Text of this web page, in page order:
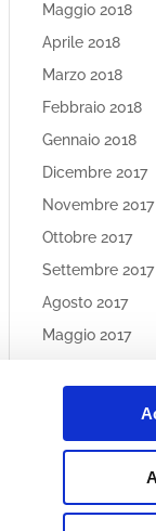
Maggio 2018
Aprile 2018
Marzo 2018
Febbraio 2018
Gennaio 2018
Dicembre 2017
Novembre 2017
Ottobre 2017
Settembre 2017
Agosto 2017
Maggio 2017
Nessuna